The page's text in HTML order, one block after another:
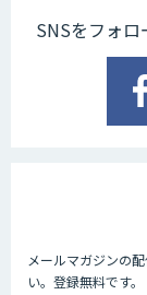
SNSをフォロ
メールマガジンの
い。登録無料です。